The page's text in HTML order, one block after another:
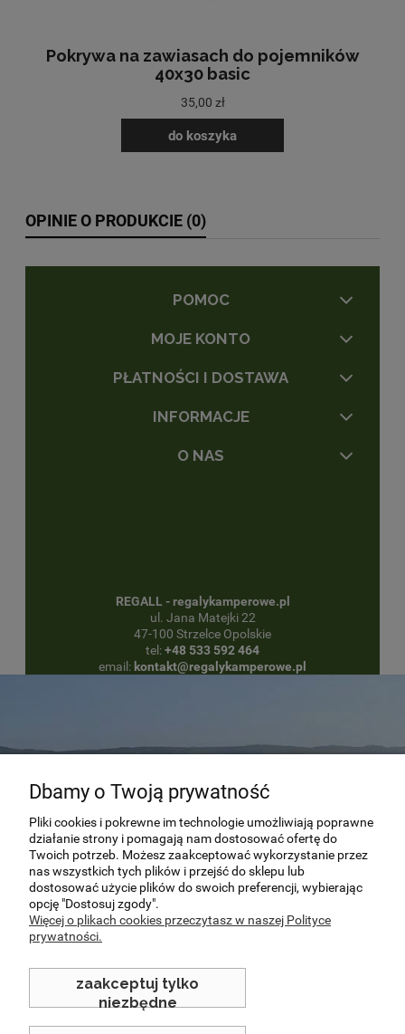
Pokrywa na zawiasach do pojemników
40x30 basic
35,00 zł
do koszyka
OPINIE O PRODUKCIE (0)
POMOC
MOJE KONTO
PŁATNOŚCI I DOSTAWA
INFORMACJE
O NAS
REGALL - regalykamperowe.pl
ul. Jana Matejki 22
47-100 Strzelce Opolskie
tel:+48 533 592 464
email: kontakt@regalykamperowe.pl
“Podróżować to żyć.”
Hans Christian Andersen
Dbamy o Twoją prywatność
Pliki cookies i pokrewne im technologie umożliwiają poprawne
działanie strony i pomagają nam dostosować ofertę do
Twoich potrzeb. Możesz zaakceptować wykorzystanie przez
nas wszystkich tych plików i przejść do sklepu lub
dostosować użycie plików do swoich preferencji, wybierając
opcję "Dostosuj zgody".
Więcej o plikach cookies przeczytasz w naszej Polityce
prywatności.
zaakceptuj tylko
niezbędne